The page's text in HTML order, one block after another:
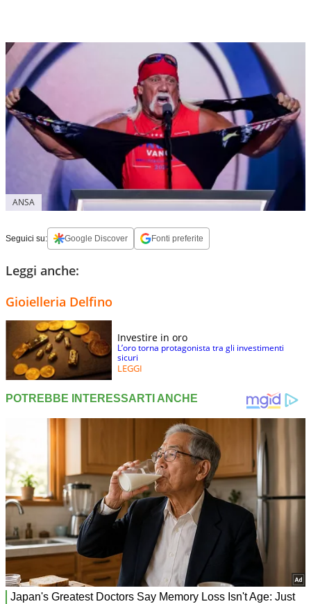
ANSA
Seguici su: Google Discover Fonti preferite
Leggi anche:
Gioielleria Delfino
Investire in oro
L’oro torna protagonista tra gli investimenti
sicuri
LEGGI